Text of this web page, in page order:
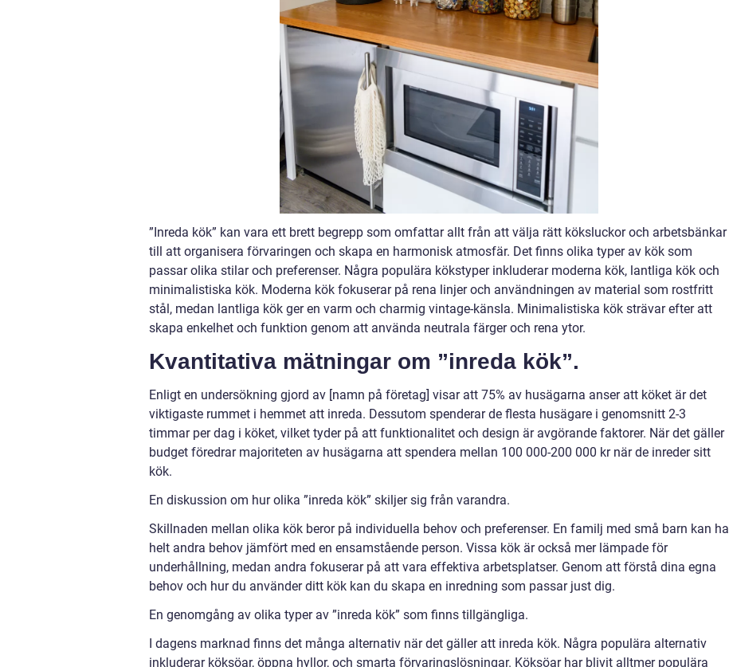
”Inreda kök” kan vara ett brett begrepp som omfattar allt från att välja rätt köksluckor och arbetsbänkar
till att organisera förvaringen och skapa en harmonisk atmosfär. Det finns olika typer av kök som
passar olika stilar och preferenser. Några populära kökstyper inkluderar moderna kök, lantliga kök och
minimalistiska kök. Moderna kök fokuserar på rena linjer och användningen av material som rostfritt
stål, medan lantliga kök ger en varm och charmig vintage-känsla. Minimalistiska kök strävar efter att
skapa enkelhet och funktion genom att använda neutrala färger och rena ytor.
Kvantitativa mätningar om ”inreda kök”.
Enligt en undersökning gjord av [namn på företag] visar att 75% av husägarna anser att köket är det
viktigaste rummet i hemmet att inreda. Dessutom spenderar de flesta husägare i genomsnitt 2-3
timmar per dag i köket, vilket tyder på att funktionalitet och design är avgörande faktorer. När det gäller
budget föredrar majoriteten av husägarna att spendera mellan 100 000-200 000 kr när de inreder sitt
kök.
En diskussion om hur olika ”inreda kök” skiljer sig från varandra.
Skillnaden mellan olika kök beror på individuella behov och preferenser. En familj med små barn kan ha
helt andra behov jämfört med en ensamstående person. Vissa kök är också mer lämpade för
underhållning, medan andra fokuserar på att vara effektiva arbetsplatser. Genom att förstå dina egna
behov och hur du använder ditt kök kan du skapa en inredning som passar just dig.
En genomgång av olika typer av ”inreda kök” som finns tillgängliga.
I dagens marknad finns det många alternativ när det gäller att inreda kök. Några populära alternativ
inkluderar köksöar, öppna hyllor, och smarta förvaringslösningar. Köksöar har blivit alltmer populära